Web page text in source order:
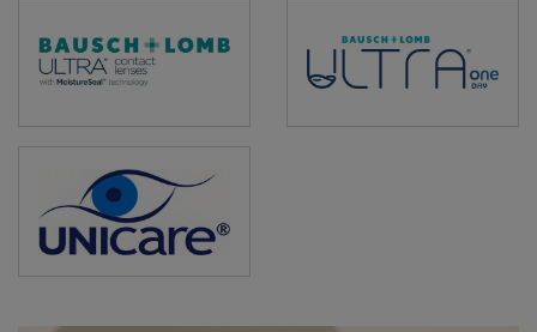
ULTRA
DAY
Unicare